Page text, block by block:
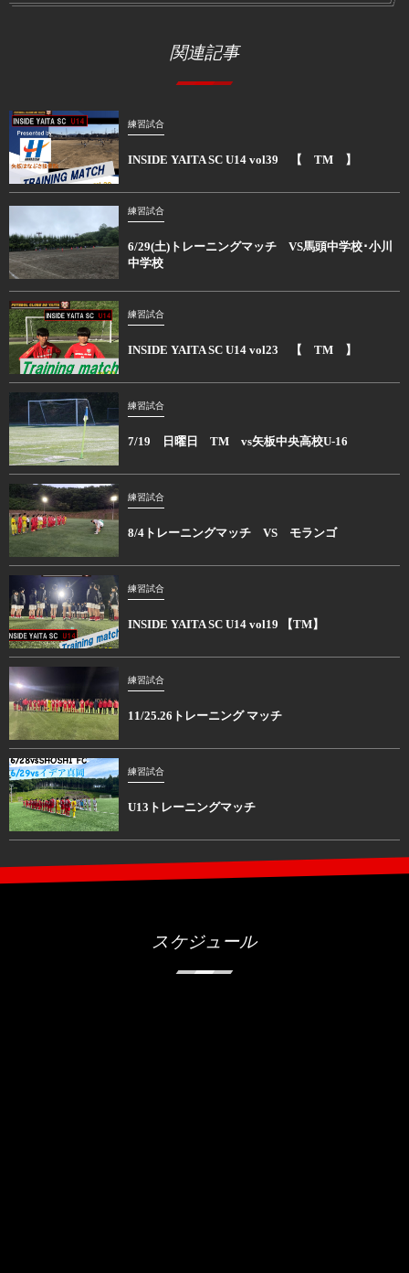
関連記事
練習試合
INSIDE YAITA SC U14 vol39 【 TM 】
練習試合
6/29(土)トレーニングマッチ VS馬頭中学校･小川
中学校
練習試合
INSIDE YAITA SC U14 vol23 【 TM 】
練習試合
7/19 日曜日 TM vs矢板中央高校U-16
練習試合
8/4トレーニングマッチ VS モランゴ
練習試合
INSIDE YAITA SC U14 vol19 【TM】
練習試合
11/25.26トレーニング マッチ
練習試合
U13トレーニングマッチ
スケジュール